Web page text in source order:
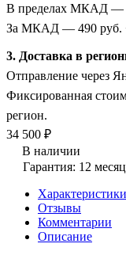
В пределах МКАД —
За МКАД — 490 руб.
3. Доставка в
Отправление через
Фиксированная
регион.
34 500 ₽
В наличии
Гарантия: 12
Характеристики
Отзывы
Комментарии
Описание